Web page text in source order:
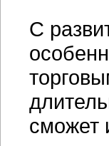
С
сможет